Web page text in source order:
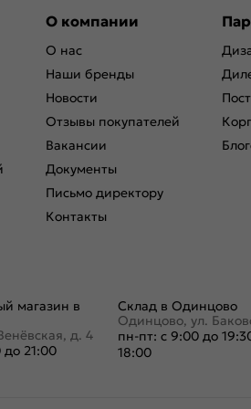
О компании
О нас
Наши бренды
Новости
Отзывы покупателей
Вакансии
Документы
Письмо директору
Контакты
магазин в
д. 4
до 21:00
Склад в Одинцово
Одинцово, ул.
пн-пт: с 9:00 до
18:00